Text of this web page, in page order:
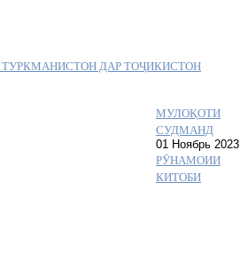
ДАР ТОҶИКИСТОН
МУЛОҚОТИ
СУДМАНД
01 Ноябрь 2023
РӮНАМОИИ
КИТОБИ